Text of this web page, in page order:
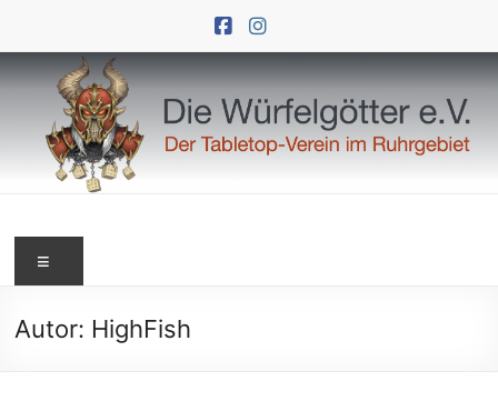
springen
Würfelgötter
e.V.
Autor: HighFish